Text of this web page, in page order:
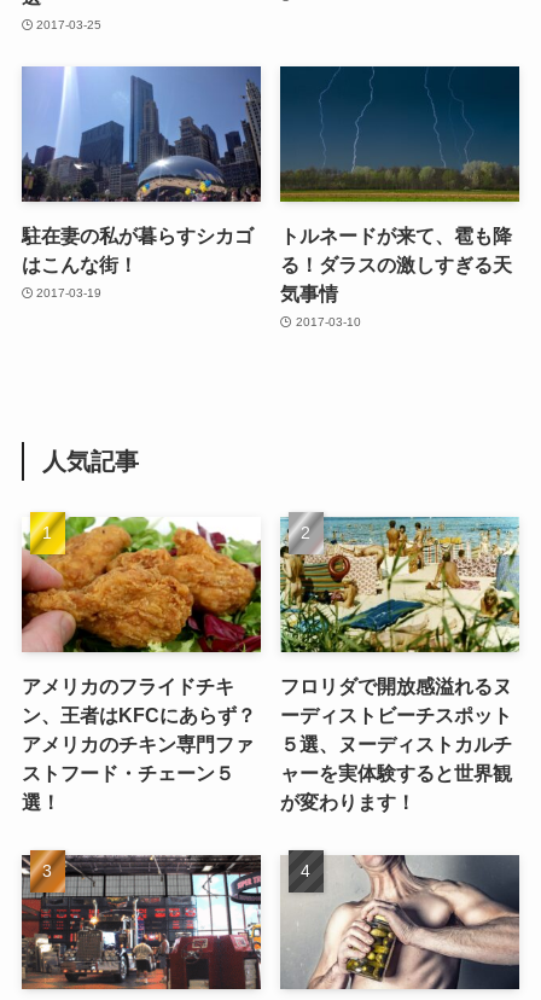
2017-03-25
駐在妻の私が暮らすシカゴ
はこんな街！
2017-03-19
トルネードが来て、雹も降
る！ダラスの激しすぎる天
気事情
2017-03-10
人気記事
アメリカのフライドチキ
ン、王者はKFCにあらず？
アメリカのチキン専門ファ
ストフード・チェーン５
選！
フロリダで開放感溢れるヌ
ーディストビーチスポット
５選、ヌーディストカルチ
ャーを実体験すると世界観
が変わります！